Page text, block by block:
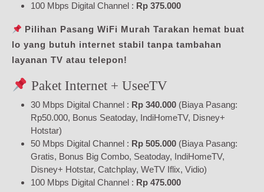
100 Mbps Digital Channel : Rp 375.000
Pilihan Pasang WiFi Murah Tarakan hemat buat
lo yang butuh internet stabil tanpa tambahan
layanan TV atau telepon!
Paket Internet + UseeTV
30 Mbps Digital Channel : Rp 340.000 (Biaya Pasang:
Rp50.000, Bonus Seatoday, IndiHomeTV, Disney+
Hotstar)
50 Mbps Digital Channel : Rp 505.000 (Biaya Pasang:
Gratis, Bonus Big Combo, Seatoday, IndiHomeTV,
Disney+ Hotstar, Catchplay, WeTV Iflix, Vidio)
100 Mbps Digital Channel : Rp 475.000